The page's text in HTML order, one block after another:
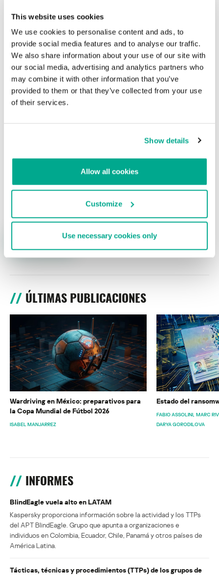
This website uses cookies
We use cookies to personalise content and ads, to
provide social media features and to analyse our traffic.
We also share information about your use of our site with
our social media, advertising and analytics partners who
may combine it with other information that you’ve
provided to them or that they’ve collected from your use
of their services.
Show details
Allow all cookies
Customize
Use necessary cookies only
SECURITY
Ladrón que roba a ladrón…: Hackers
exponen datos de sus colegas del foro
cibercriminal OGUsers
Su dirección de correo electrónico no será publicada.
Nombre* Correo electrónico*
ÚLTIMAS PUBLICACIONES
Wardriving en México: preparativos para
la Copa Mundial de Fútbol 2026
ISABEL MANJARREZ
Estado del
FABIO ASSOLINI MARC
DARYA GORODILOVA
INFORMES
BlindEagle vuela alto en LATAM
Kaspersky proporciona información sobre la actividad y los TTPs
del APT BlindEagle. Grupo que apunta a organizaciones e
individuos en Colombia, Ecuador, Chile, Panamá y otros países de
América Latina.
Tácticas, técnicas y procedimientos (TTPs) de los grupos de